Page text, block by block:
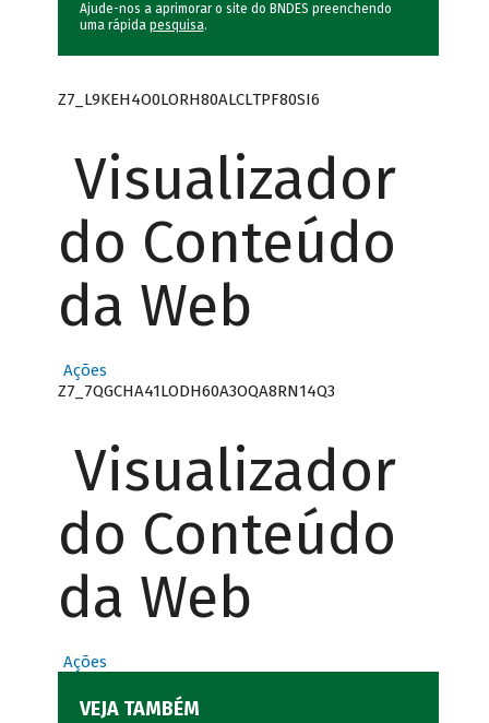
Ajude-nos a aprimorar o site do BNDES preenchendo
uma rápida pesquisa.
Z7_L9KEH4O0LORH80ALCLTPF80SI6
Visualizador
do Conteúdo
da Web
Ações
Z7_7QGCHA41LODH60A3OQA8RN14Q3
Visualizador
do Conteúdo
da Web
Ações
VEJA TAMBÉM